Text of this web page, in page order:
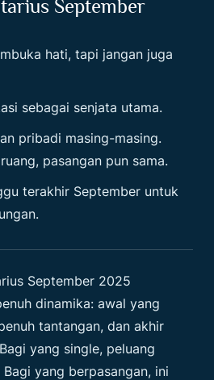
September
hati, tapi jangan juga
sebagai senjata utama.
pribadi masing-masing.
pasangan pun sama.
terakhir September untuk
September 2025
dinamika: awal yang
tantangan, dan akhir
yang single, peluang
yang berpasangan, ini